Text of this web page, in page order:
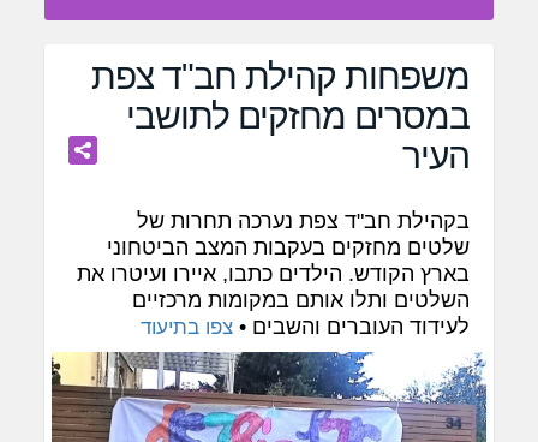
משפחות קהילת חב"ד צפת
במסרים מחזקים לתושבי
העיר
בקהילת חב"ד צפת נערכה תחרות של
שלטים מחזקים בעקבות המצב הביטחוני
בארץ הקודש. הילדים כתבו, איירו ועיטרו את
השלטים ותלו אותם במקומות מרכזיים
לעידוד העוברים והשבים •צפו בתיעוד